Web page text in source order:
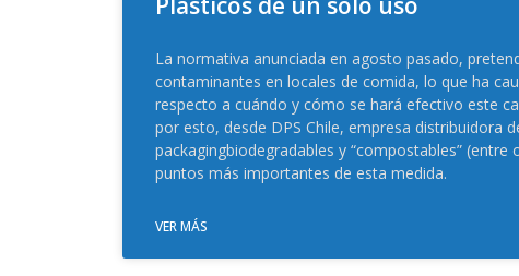
La normativa anunciada en agosto pasado,
contaminantes en locales de comida, lo que ha
respecto a cuándo y cómo se hará efectivo este
por esto, desde DPS Chile, empresa distribuidora
packagingbiodegradables y “compostables” (entre
puntos más importantes de esta medida.
VER MÁS